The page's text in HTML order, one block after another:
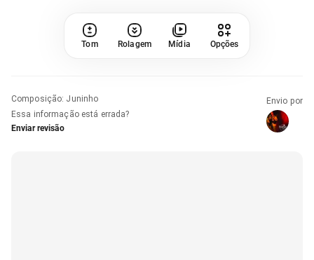
Tom Rolagem Mídia Opções
Composição: Juninho
Essa informação está errada?
Enviar revisão
Envio por